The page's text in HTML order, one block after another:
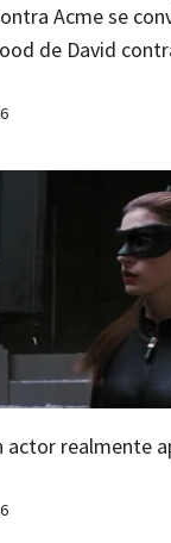
Acme se
de David
actor realmente